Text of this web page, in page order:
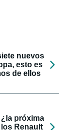
nuevos
esto es
de ellos
próxima
Renault